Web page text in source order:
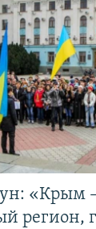
«Крым
регион,